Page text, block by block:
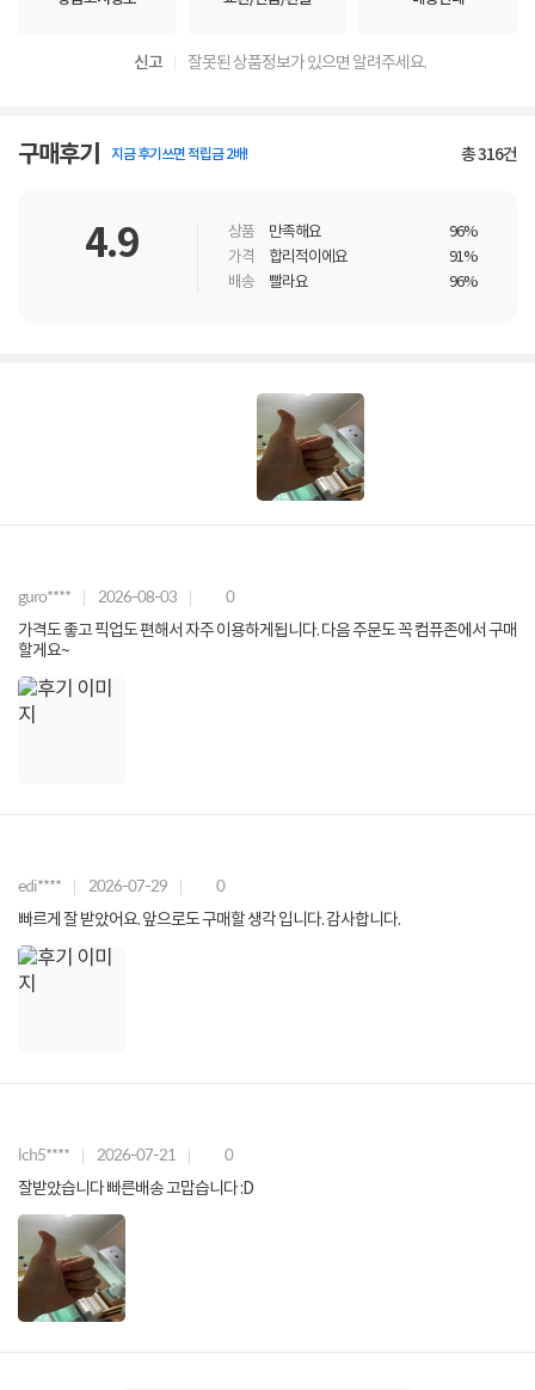
신고 잘못된 상품정보가 있으면 알려주세요.
구매후기 지금 후기쓰면 적립금 2배! 총316건
4.9 상품 만족해요
96%
가격
합리적이에요
91%
배송
빨라요 96%
guro**** 2026-08-03 0
가격도 좋고 픽업도 편해서 자주 이용하게됩니다. 다음 주문도 꼭 컴퓨존에서 구매
할게요~
edi**** 2026-07-29 0
빠르게 잘 받았어요. 앞으로도 구매할 생각 입니다. 감사합니다.
lch5**** 2026-07-21 0
잘받았습니다 빠른배송 고맙습니다 :D